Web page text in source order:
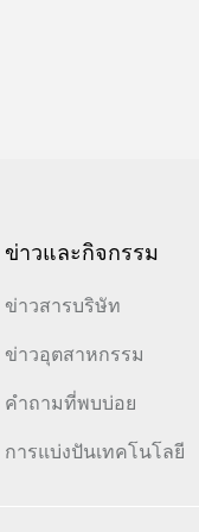
ข่าวและกิจกรรม
ข่าวสารบริษัท
ข่าวอุตสาหกรรม
คำถามที่พบบ่อย
การแบ่งปันเทคโนโลยี